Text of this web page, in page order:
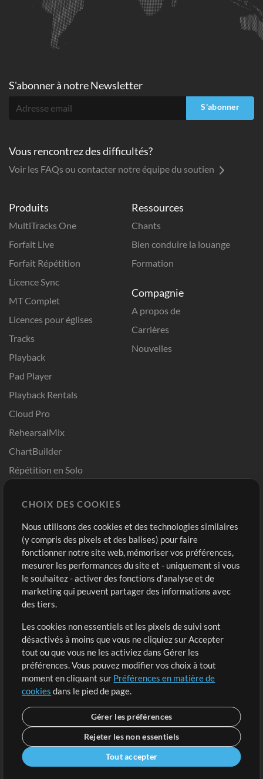
Produits
MultiTracks One
Forfait Live
Forfait Répétition
Licence Sync
MT Complet
Licences pour églises
Tracks
Playback
Pad Player
Playback Rentals
Cloud Pro
RehearsalMix
ChartBuilder
Répétition en Solo
Modèles ProPresenter
Sons
Ressources
Chants
Bien conduire la louange
Formation
Compagnie
A propos de
Carrières
Nouvelles
Boutique
Acheter des crédits
Contenu gratuit
Demander les pistes
Extras
Sessions
Soumettre votre contenu
Listes de lecture
Conférence MT
Compte
Connexion
S'inscrire
S'abonner à notre Newsletter
S'abonner
Vous rencontrez des difficultés?
Voir les FAQs ou contacter notre équipe du soutien
CHOIX DES COOKIES
Nous utilisons des cookies et des technologies similaires
(y compris des pixels et des balises) pour faire
fonctionner notre site web, mémoriser vos préférences,
mesurer les performances du site et - uniquement si vous
le souhaitez - activer des fonctions d'analyse et de
marketing qui peuvent partager des informations avec
des tiers.
Les cookies non essentiels et les pixels de suivi sont
désactivés à moins que vous ne cliquiez sur Accepter
tout ou que vous ne les activiez dans Gérer les
préférences. Vous pouvez modifier vos choix à tout
moment en cliquant sur Préférences en matière de
cookies dans le pied de page.
Gérer les préférences
Rejeter les non essentiels
Tout accepter